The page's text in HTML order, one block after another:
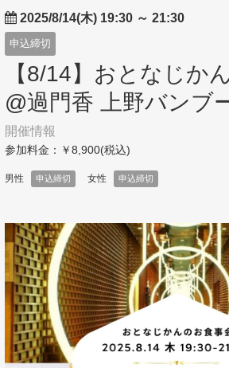
2025/8/14(木) 19:30 ～ 21:30
申込締切
【8/14】おとなじか
@過門香 上野バンブ
開催情報
参加料金：￥8,900(税込)
男性 申込締切 女性 申込締切